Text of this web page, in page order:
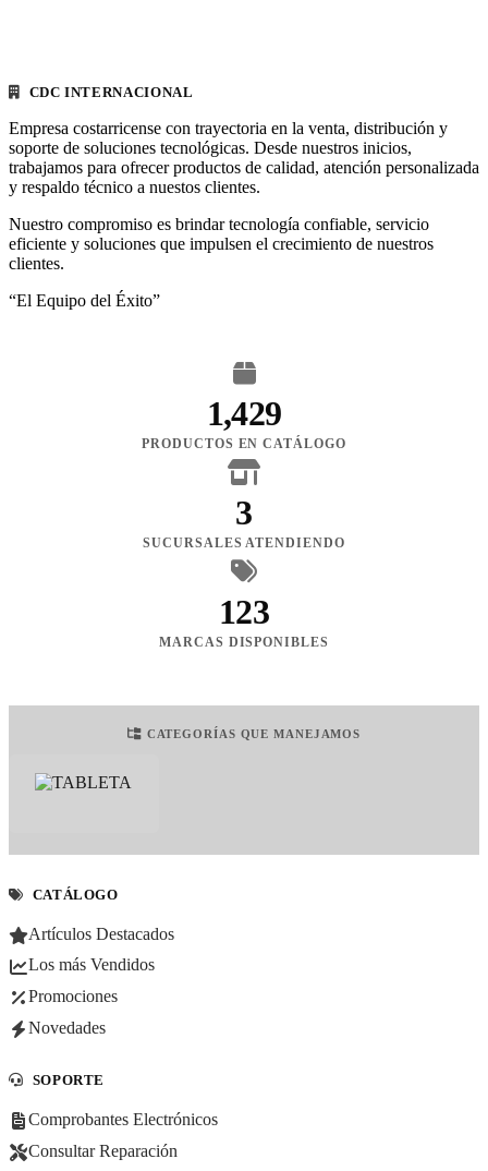
CDC INTERNACIONAL
Empresa costarricense con trayectoria en la venta, distribución y
soporte de soluciones tecnológicas. Desde nuestros inicios,
trabajamos para ofrecer productos de calidad, atención personalizada
y respaldo técnico a nuestos clientes.
Nuestro compromiso es brindar tecnología confiable, servicio
eficiente y soluciones que impulsen el crecimiento de nuestros
clientes.
“El Equipo del Éxito”
1,429
PRODUCTOS EN CATÁLOGO
3
SUCURSALES ATENDIENDO
123
MARCAS DISPONIBLES
CATEGORÍAS QUE MANEJAMOS
CATÁLOGO
Artículos Destacados
Los más Vendidos
Promociones
Novedades
SOPORTE
Comprobantes Electrónicos
Consultar Reparación